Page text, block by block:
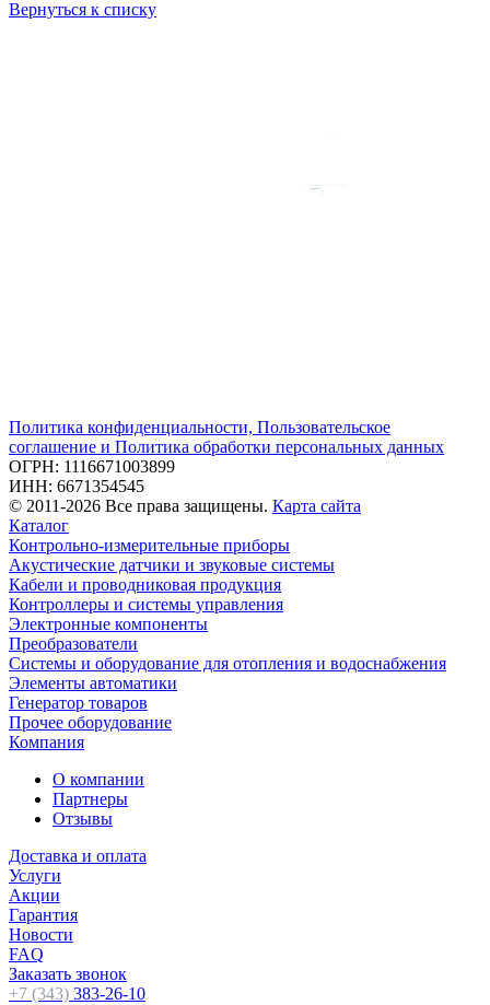
Вернуться к списку
Политика конфиденциальности, Пользовательское
соглашение и Политика обработки персональных данных
ОГРН: 1116671003899
ИНН: 6671354545
© 2011-2026 Все права защищены. Карта сайта
Каталог
Контрольно-измерительные приборы
Акустические датчики и звуковые системы
Кабели и проводниковая продукция
Контроллеры и системы управления
Электронные компоненты
Преобразователи
Системы и оборудование для отопления и водоснабжения
Элементы автоматики
Генератор товаров
Прочее оборудование
Компания
О компании
Партнеры
Отзывы
Доставка и оплата
Услуги
Акции
Гарантия
Новости
FAQ
Заказать звонок
+7 (343) 383-26-10